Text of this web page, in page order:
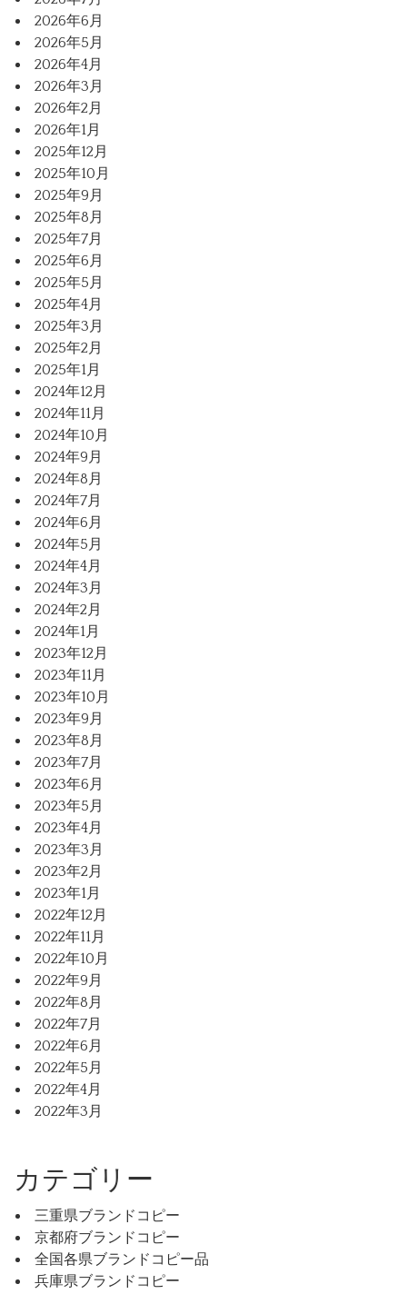
2026年6月
2026年5月
2026年4月
2026年3月
2026年2月
2026年1月
2025年12月
2025年10月
2025年9月
2025年8月
2025年7月
2025年6月
2025年5月
2025年4月
2025年3月
2025年2月
2025年1月
2024年12月
2024年11月
2024年10月
2024年9月
2024年8月
2024年7月
2024年6月
2024年5月
2024年4月
2024年3月
2024年2月
2024年1月
2023年12月
2023年11月
2023年10月
2023年9月
2023年8月
2023年7月
2023年6月
2023年5月
2023年4月
2023年3月
2023年2月
2023年1月
2022年12月
2022年11月
2022年10月
2022年9月
2022年8月
2022年7月
2022年6月
2022年5月
2022年4月
2022年3月
カテゴリー
三重県ブランドコピー
京都府ブランドコピー
全国各県ブランドコピー品
兵庫県ブランドコピー